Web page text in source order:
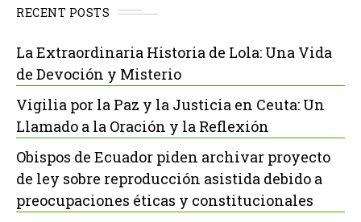
RECENT POSTS
La Extraordinaria Historia de Lola: Una Vida
de Devoción y Misterio
Vigilia por la Paz y la Justicia en Ceuta: Un
Llamado a la Oración y la Reflexión
Obispos de Ecuador piden archivar proyecto
de ley sobre reproducción asistida debido a
preocupaciones éticas y constitucionales